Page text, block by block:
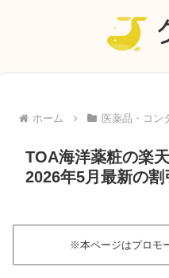
ホーム 医薬品・コン
TOA海洋薬粧の楽
2026年5月最新の
※本ページはプロモ